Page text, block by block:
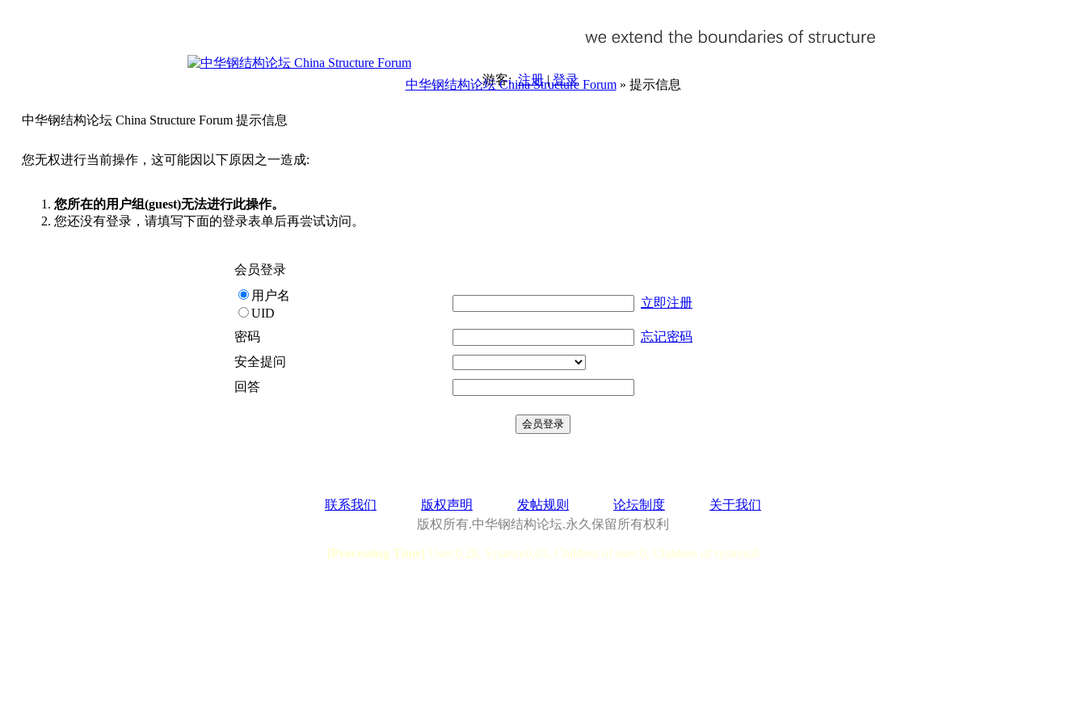
游客:注册|登录
中华钢结构论坛 China Structure Forum» 提示信息
中华钢结构论坛 China Structure Forum 提示信息
您无权进行当前操作，这可能因以下原因之一造成:
您所在的用户组(guest)无法进行此操作。
您还没有登录，请填写下面的登录表单后再尝试访问。
会员登录
用户名
UID
立即注册
密码
忘记密码
安全提问
回答
联系我们 版权声明 发帖规则 论坛制度
关于我们
版权所有.中华钢结构论坛.永久保留所有权利
[Processing Time] User:0.28, System:0.03, Children of user:0, Children of system:0